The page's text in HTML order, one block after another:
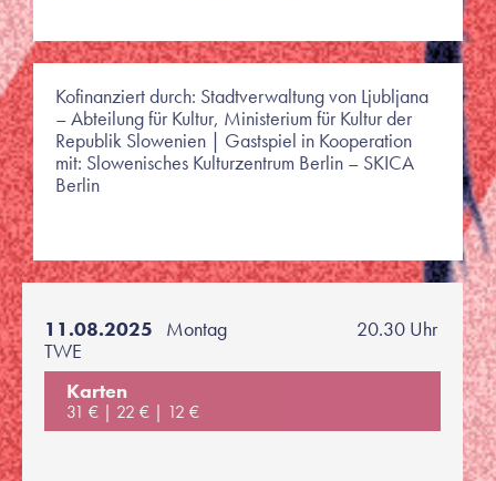
Kofinanziert durch: Stadtverwaltung von Ljubljana
– Abteilung für Kultur, Ministerium für Kultur der
Republik Slowenien | Gastspiel in Kooperation
mit: Slowenisches Kulturzentrum Berlin – SKICA
Berlin
11.08.2025 Montag
20.30 Uhr
TWE
Karten
31 € 22 € 12 €